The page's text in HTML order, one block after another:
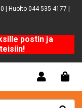
| Huolto 044 535 4177 |
postin ja